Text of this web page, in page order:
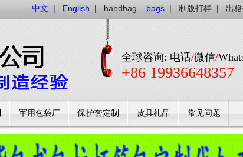
中文 | English | handbag bags | 制版打样 | 出
全球咨询: 电话/微信/
+86 19936648357
军用包袋厂 保护套定制 皮具礼品 常见问题